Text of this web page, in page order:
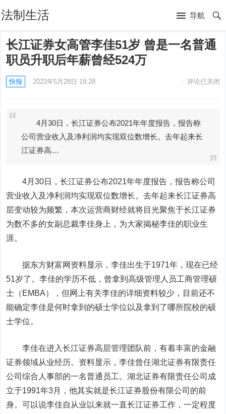
法制生活 导航
长江证券女高管李佳51岁 曾是一名普通
职员升职后年薪曾经524万
快报 2022年5月28日 19:28 评论已关闭
4月30日，长江证券公布2021年年度报告，报告称
公司营业收入及净利润均实现双位数增长。去年起来长
江证券高…
4月30日，长江证券公布2021年年度报告，报告称公司
营业收入及净利润均实现双位数增长。去年起来长江证券高
层变动较为频繁，本次运营商财经就将目光聚焦于长江证券
为数不多的女副总裁李佳身上，为大家揭秘李佳的职业生
涯。
据东方财富 网资料显示，李佳出生于1971年，现在已经
51岁了。李佳的学历不低，曾拿到高级管理人员工商管理硕
士（EMBA），但网上有关李佳的详细资料较少，目前还不
能确定李佳是何时拿到的硕士学位以及拿到了哪所院校的硕
士学位。
李佳在进入长江证券高层管理团队前，有着丰富的金融
证券领域从业经历。资料显示，李佳曾任湖北证券有限责任
公司综合人事部的一名普通员工。湖北证券有限责任公司成
立于1991年3月，他其实就是长江证券股份有限公司的前
身。可以说李佳自从业以来就一直长江证券工作，一定程度